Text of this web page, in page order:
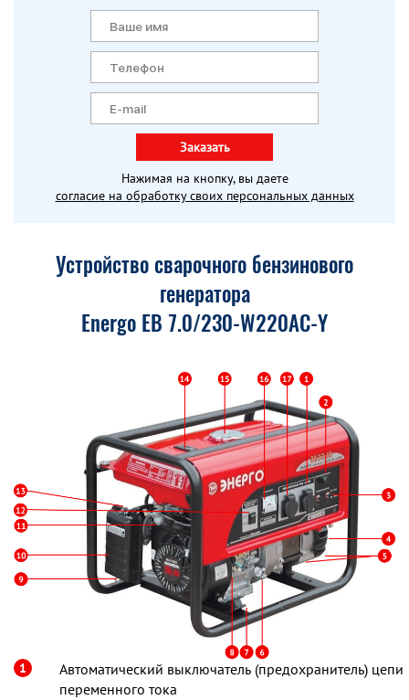
Заказать
Нажимая на кнопку, вы даете
согласие на обработку своих персональных данных
Устройство сварочного бензинового
генератора
Energo EB 7.0/230-W220АC-Y
1
Автоматический выключатель (предохранитель) цепи
переменного тока